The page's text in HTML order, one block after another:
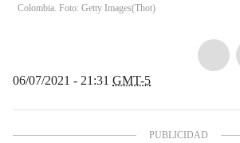
Colombia. Foto: Getty Images(Thot)
06/07/2021 - 21:31 GMT-5